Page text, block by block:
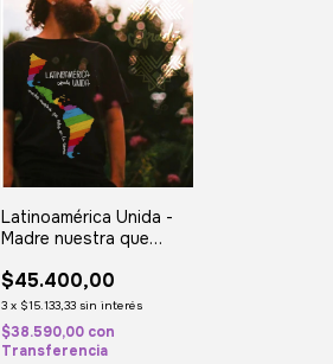
Latinoamérica Unida -
Madre nuestra que
$45.400,00
3 x $15.133,33 sin interés
$38.590,00 con
Transferencia